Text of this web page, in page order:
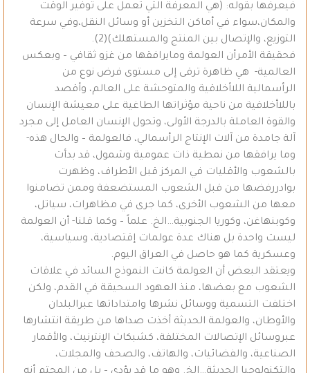
فيعرفها بقوله: (هي المعرفة التي تعمل على توفير الوقت
والمكان،سواء في أماكن التخزين أو وسائل النقل،وفي سرعة
التوزيع، والإتصال بين المنتج والمستهلك)(2).
فحقيقة الأمرأن العولمة ومايرافقها من غزو ثقافي – وبعكس
العالمية- هي ظاهرة ترقى إلى مستوى فرض نوع من
الرأسمالية اللاأخلاقية والمتوحشة على العالم، وأقصد
باللاأخلاقية من ناحية مؤثراتها الطاغية على معيشة الإنسان
والقوة العاملة بالدرجة الأولى، وتحول الإنسان العامل إلى مجرد
آلة جامدة من آلات الإنتاج الرأسمالي، فالعولمة – والحال هذه-
وما يرافقها من نمطية ذات عمومية وشمول، قد بدأت
بالشعوب والأقليات في المركز قبل الأطراف، وظهرت
بوادررفضها من قبل الشعوب المستضعفة وممن تضامنوا
معها من الشعوب الأخرى، كما جرى في مظاهرات، سياتل،
وكوبنهاغن، وكوريا الجنوبية…الخ. علماً – وكما قلنا- أن العولمة
ليست واحدة بل هناك عدة عولمات إقتصادية، وسياسية،
وعسكرية كما هو حاصل في العراق اليوم.
ويعتقد البعض أن العولمة كانت النموذج السائد في علاقات
الشعوب مع بعضها، منذ العهود السحيقة في القدم، ولكن
اختلفت التسمية ووسائل نشرها وامتداداتها عبرالبلدان
والأوطان، والعولمة الحديثة أخذت صداها من طريقة انتشارها
عبروسائل الإتصالات المختلفة، كشبكات الإنترنيت، والأقمار
الصناعية، والفضائيات، والهاتف، والصحف والمجلات،